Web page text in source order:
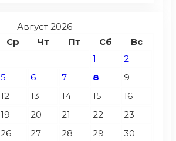
Август 2026
Ср Чт Пт Сб
Вс
1
2
5 6 7 8
9
12 13 14 15
16
19 20 21 22
23
26 27 28 29 30